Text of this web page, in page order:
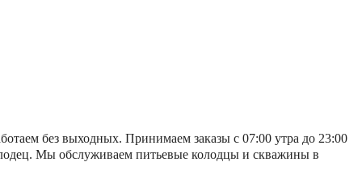
без выходных. Принимаем заказы с 07:00 утра до 23:00
Мы обслуживаем питьевые колодцы и скважины в